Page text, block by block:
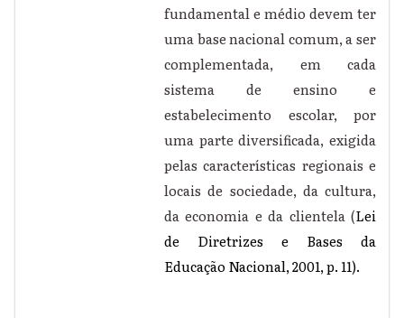
fundamental e médio devem ter
uma base nacional comum, a ser
complementada, em cada
sistema de ensino e
estabelecimento escolar, por
uma parte diversificada, exigida
pelas características regionais e
locais de sociedade, da cultura,
da economia e da clientela (Lei
de Diretrizes e Bases da
Educação Nacional, 2001, p. 11).